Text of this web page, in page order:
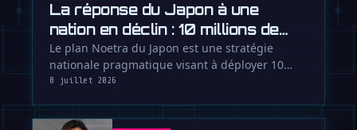
La réponse du Japon à une
nation en déclin : 10 millions de
robots dici 2040
Le plan Noetra du Japon est une stratégie
nationale pragmatique visant à déployer 10
millions de robots pour contrer une …
8 juillet 2026